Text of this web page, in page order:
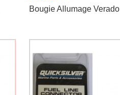
Bougie Allumage Verado